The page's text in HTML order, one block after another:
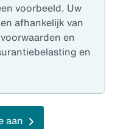
voorbeeld. Uw
afhankelijk van
en
en
aan